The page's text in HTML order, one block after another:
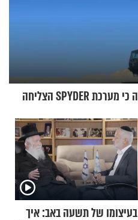
ניסוי מוצלח: חברת רפאל הודיעה כי מערכת SPYDER הצליחה
בעיצומו של תשעה באב: איך